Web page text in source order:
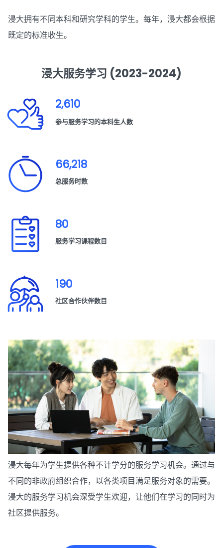
浸大拥有不同本科和研究学科的学生。每年，浸大都会根据
既定的标准收生。
浸大服务学习 (2023-2024)
2,610
参与服务学习的本科生人数
66,218
总服务时数
80
服务学习课程数目
190
社区合作伙伴数目
浸大每年为学生提供各种不计学分的服务学习机会。通过与
不同的非政府组织合作，以各类项目满足服务对象的需要。
浸大的服务学习机会深受学生欢迎，让他们在学习的同时为
社区提供服务。